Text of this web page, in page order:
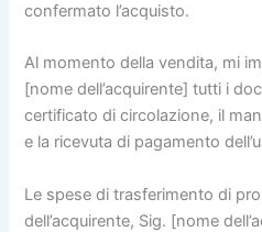
confermato l’acquisto.
Al momento della vendita, mi
[nome dell’acquirente] tutti i
certificato di circolazione, il
e la ricevuta di pagamento
Le spese di trasferimento di
dell’acquirente, Sig. [nome